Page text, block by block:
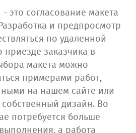
это согласование макета
и предпросмотр
по удаленной
приезде заказчика в
макета можно
примерами работ,
на нашем сайте или
собственный дизайн. Во
потребуется больше